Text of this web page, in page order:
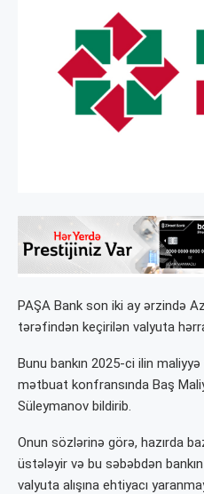
PAŞA Bank son iki ay ərzində
tərəfindən keçirilən valyuta
Bunu bankın 2025-ci ilin
mətbuat konfransında Baş
Süleymanov bildirib.
Onun sözlərinə görə, hazırda
üstələyir və bu səbəbdən
valyuta alışına ehtiyacı